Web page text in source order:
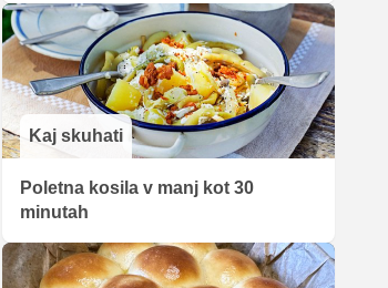
Kaj skuhati
Poletna kosila v manj kot 30
minutah